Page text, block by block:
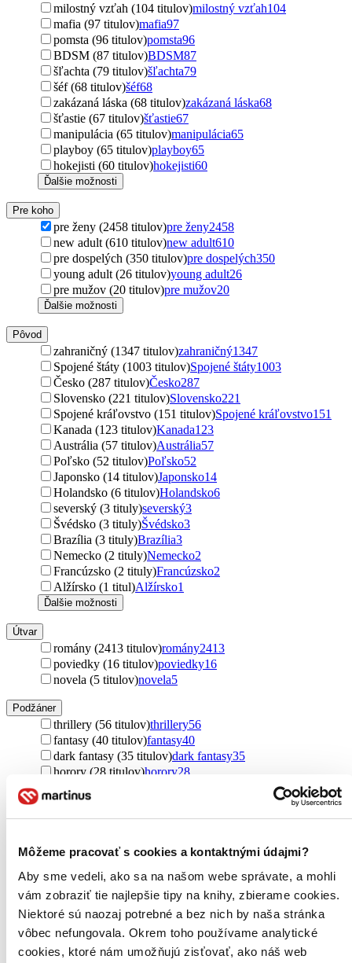
Môžeme pracovať s cookies a kontaktnými údajmi?
Aby sme vedeli, ako sa na našom webe správate, a mohli
vám zobraziť tie najlepšie tipy na knihy, zbierame cookies.
Niektoré sú naozaj potrebné a bez nich by naša stránka
vôbec nefungovala. Okrem toho používame analytické
cookies, ktoré nám umožňujú zisťovať, ako náš web
milostný vzťah (104 titulov)milostný vzťah104
mafia (97 titulov)mafia97
pomsta (96 titulov)pomsta96
BDSM (87 titulov)BDSM87
šľachta (79 titulov)šľachta79
šéf (68 titulov)šéf68
zakázaná láska (68 titulov)zakázaná láska68
šťastie (67 titulov)šťastie67
manipulácia (65 titulov)manipulácia65
playboy (65 titulov)playboy65
hokejisti (60 titulov)hokejisti60
Ďalšie možnosti
Pre koho
pre ženy (2458 titulov)pre ženy2458
new adult (610 titulov)new adult610
pre dospelých (350 titulov)pre dospelých350
young adult (26 titulov)young adult26
pre mužov (20 titulov)pre mužov20
Ďalšie možnosti
Pôvod
zahraničný (1347 titulov)zahraničný1347
Spojené štáty (1003 titulov)Spojené štáty1003
Česko (287 titulov)Česko287
Slovensko (221 titulov)Slovensko221
Spojené kráľovstvo (151 titulov)Spojené kráľovstvo151
Kanada (123 titulov)Kanada123
Austrália (57 titulov)Austrália57
Poľsko (52 titulov)Poľsko52
Japonsko (14 titulov)Japonsko14
Holandsko (6 titulov)Holandsko6
severský (3 tituly)severský3
Švédsko (3 tituly)Švédsko3
Brazília (3 tituly)Brazília3
Nemecko (2 tituly)Nemecko2
Francúzsko (2 tituly)Francúzsko2
Alžírsko (1 titul)Alžírsko1
Ďalšie možnosti
Útvar
romány (2413 titulov)romány2413
poviedky (16 titulov)poviedky16
novela (5 titulov)novela5
Podžáner
thrillery (56 titulov)thrillery56
fantasy (40 titulov)fantasy40
dark fantasy (35 titulov)dark fantasy35
horory (28 titulov)horory28
dark romance (28 titulov)
detektívky (12 titulov)
poviedky (6 titulov)poviedky6
Ďalšie možnosti
Autor
Jodi Ellen Malpas (124 titulov)Jodi Ellen Malpas124
Julia Quinn (119 titulov) Julia Quinn119
Vi Keeland (104 titulov)
Vi Keeland
Elle Kennedy (103 titulov)
Elle Kennedy
E L James (82 titulov)E L James82